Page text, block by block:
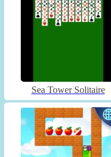
Sea Tower Solitaire